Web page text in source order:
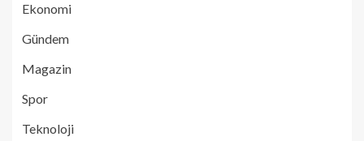
Ekonomi
Gündem
Magazin
Spor
Teknoloji